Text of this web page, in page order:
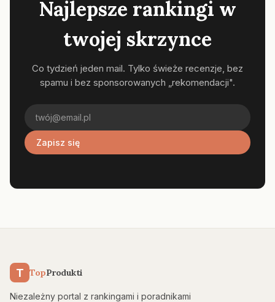
Najlepsze rankingi w
twojej skrzynce
Co tydzień jeden mail. Tylko świeże recenzje, bez
spamu i bez sponsorowanych „rekomendacji".
Zapisz się
T TopProdukti
Niezależny portal z rankingami i poradnikami